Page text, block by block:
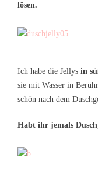
lösen.
Ich habe die Jellys in
sie mit Wasser in
schön nach dem
Habt ihr jemals